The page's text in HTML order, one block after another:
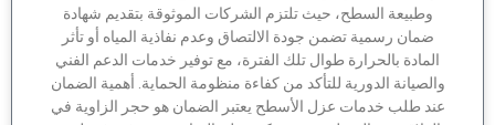
وطبيعة السطح، حيث تلتزم الشركات الموثوقة بتقديم شهادة
ضمان رسمية تضمن جودة الالتصاق وعدم نفاذية المياه أو تأثر
المادة بالحرارة طوال تلك الفترة، مع توفير خدمات الدعم الفني
الدورية للتأكد من كفاءة منظومة الحماية. أهمية الضمان
طلب خدمات عزل الأسطح يعتبر الضمان هو حجر الزاوية في